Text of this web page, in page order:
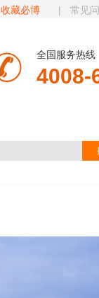
收藏必博 | 常见
全国服务热线
4008-